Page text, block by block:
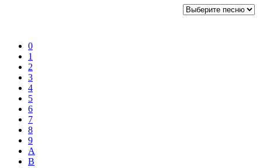
0
1
2
3
4
5
6
7
8
9
A
B